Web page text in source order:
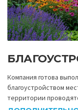
Компания готова
благоустройством
территории